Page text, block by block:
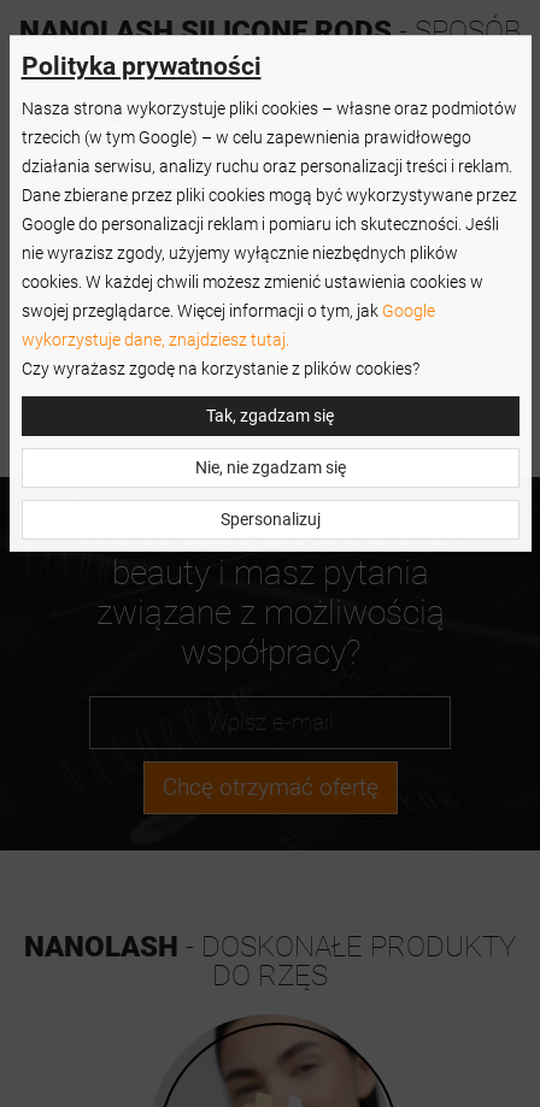
NANOLASH SILICONE RODS- SPOSÓB
UŻYCIA
Dopasuj dobrze rozmiar wałeczka do oka. Pamiętaj, że
można je swobodnie przyciąć, by wałeczek na pewno
dobrze leżał na oku i nie powodował dyskomfortu. Nanieś
odrobinękleju do liftingu i laminacji rzęsna spód
wałeczków, aby dobrze przytwierdzić je do powiek. Aplikuj
ten sam klej na wybrzuszenie wałka i naczesz na niego
rzęsy, dobrze je przy tym rozdzielając z pomocą grzebyka
do liftingu i laminacji rzęs.
Jesteś specjalistą z branży
beauty i masz pytania
związane z możliwością
współpracy?
Chcę otrzymać ofertę
NANOLASH - DOSKONAŁE PRODUKTY
DO RZĘS
Polityka prywatności
Nasza strona wykorzystuje pliki cookies – własne oraz podmiotów
trzecich (w tym Google) – w celu zapewnienia prawidłowego
działania serwisu, analizy ruchu oraz personalizacji treści i reklam.
Dane zbierane przez pliki cookies mogą być wykorzystywane przez
Google do personalizacji reklam i pomiaru ich skuteczności. Jeśli
nie wyrazisz zgody, użyjemy wyłącznie niezbędnych plików
cookies. W każdej chwili możesz zmienić ustawienia cookies w
swojej przeglądarce. Więcej informacji o tym, jak Google
wykorzystuje dane, znajdziesz tutaj.
Czy wyrażasz zgodę na korzystanie z plików cookies?
Tak, zgadzam się
Nie, nie zgadzam się
Spersonalizuj